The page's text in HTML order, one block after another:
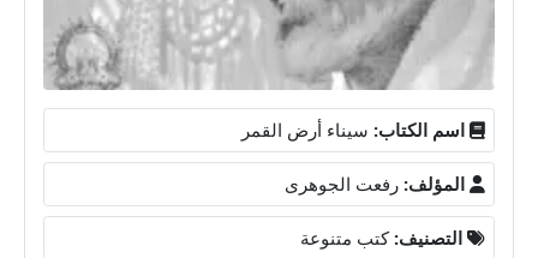
اسم الكتاب: سيناء أرض القمر
المؤلف: رفعت الجوهرى
التصنيف: كتب متنوعة